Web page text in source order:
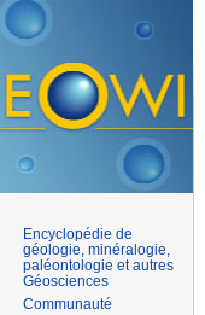
Encyclopédie de
géologie, minéralogie,
paléontologie et autres
Géosciences
Communauté